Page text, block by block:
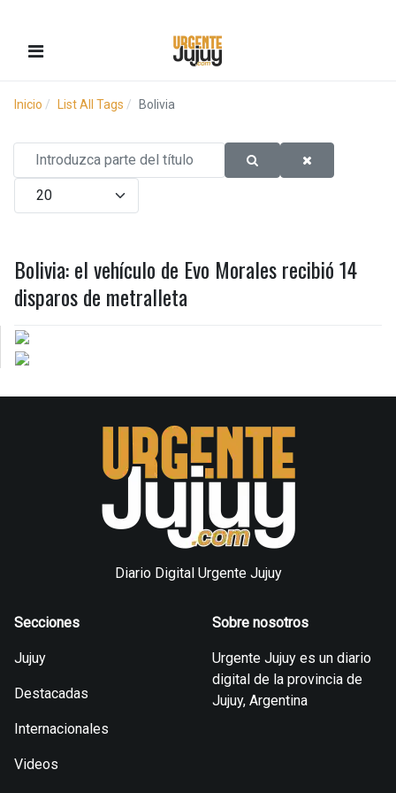
Inicio List All Tags Bolivia
Introduzca parte del título
Cantidad
Bolivia: el vehículo de Evo Morales recibió 14
disparos de metralleta
Diario Digital Urgente Jujuy
Secciones
Jujuy
Destacadas
Internacionales
Videos
Sobre nosotros
Urgente Jujuy es un diario
digital de la provincia de
Jujuy, Argentina